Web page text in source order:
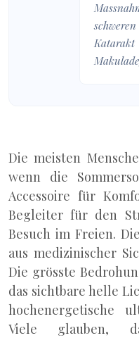
Die meisten
wenn die
Accessoire für
Begleiter für den
Besuch im Freien.
aus medizinischer
Die grösste
das sichtbare helle
hochenergetische
Viele glauben,